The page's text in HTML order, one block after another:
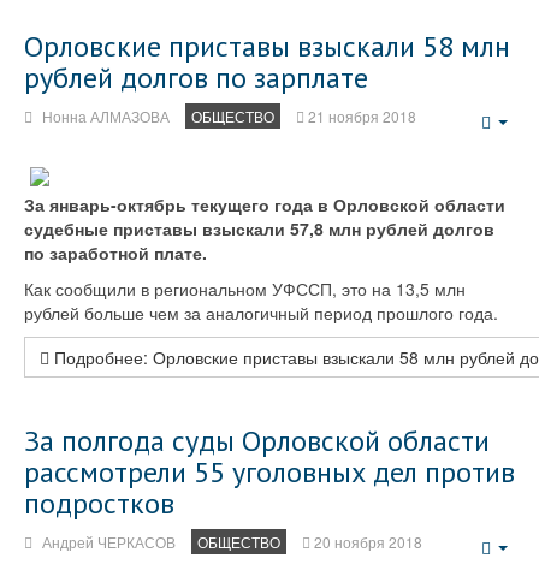
Орловские приставы взыскали 58 млн
рублей долгов по зарплате
Нонна АЛМАЗОВА ОБЩЕСТВО 21 ноября 2018
За январь-октябрь текущего года в Орловской области
судебные приставы взыскали 57,8 млн рублей долгов
по заработной плате.
Как сообщили в региональном УФССП, это на 13,5 млн
рублей больше чем за аналогичный период прошлого года.
Подробнее: Орловские приставы взыскали 58 млн рублей
За полгода суды Орловской области
рассмотрели 55 уголовных дел против
подростков
Андрей ЧЕРКАСОВ ОБЩЕСТВО 20 ноября 2018